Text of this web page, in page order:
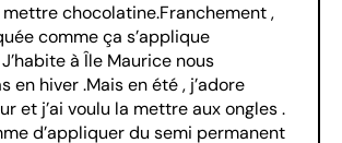
chocolatine.Franchement ,
comme ça s’applique
à Île Maurice nous
en hiver .Mais en été , j’adore
et j’ai voulu la mettre aux ongles .
d’appliquer du semi permanent